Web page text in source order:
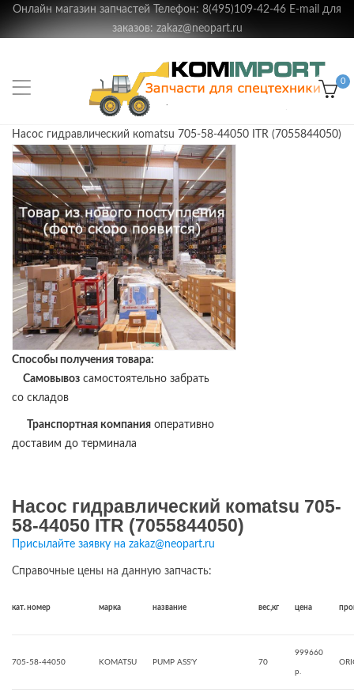
Онлайн магазин запчастей Телефон: 8(495)109-42-46 E-mail для
заказов: zakaz@neopart.ru
0
Насос гидравлический кomatsu 705-58-44050 ITR (7055844050)
Способы получения товара:
Самовывоз самостоятельно забрать
со складов
Транспортная компания оперативно
доставим до терминала
Насос гидравлический кomatsu 705-
58-44050 ITR (7055844050)
Присылайте заявку на zakaz@neopart.ru
Справочные цены на данную запчасть:
кат. номер марка название вес,кг цена
705-58-44050 KOMATSU PUMP ASS'Y 70
999660
р.